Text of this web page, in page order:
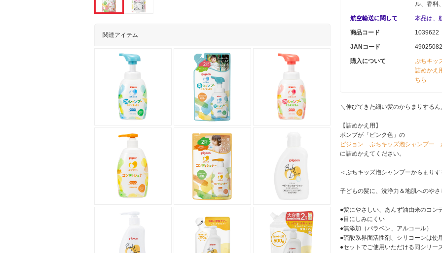
関連アイテム
ル、香料
航空輸送に関して 本品は、
商品コード 1039622
JANコード
購入について
ぷちキッ
詰めかえ
ちら
＼伸びてきた細い髪のからまりするん
【詰めかえ用】
ポンプが「ピンク色」の
ピジョン ぷちキッズ泡シャンプー
に詰めかえてください。
＜ぷちキッズ泡シャンプーからまり
子どもの髪に、洗浄力＆地肌へのや
●髪にやさしい、あんず油由来のコン
●目にしみにくい
●無添加（パラベン、アルコール）
●硫酸系界面活性剤、シリコーンは使
●セットでご使用いただける同シリー